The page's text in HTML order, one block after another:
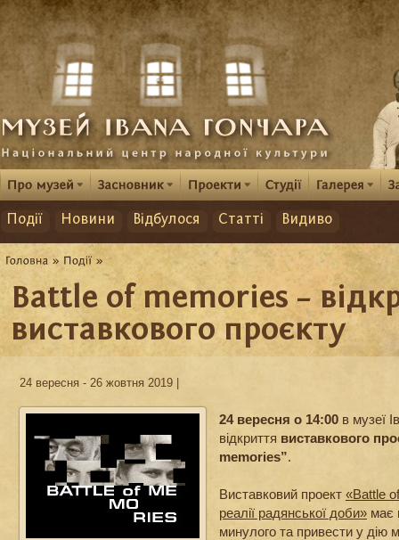
Події Новини Відбулося Статті Видиво
Battle of memories –
виставкового проєкту
24 вересня - 26 жовтня 2019 |
24 вересня о 14:00 в музеї
відкриття виставкового
memories”.
Виставковий проект «Battle
реалії радянської доби» має
минулого та привести у дію